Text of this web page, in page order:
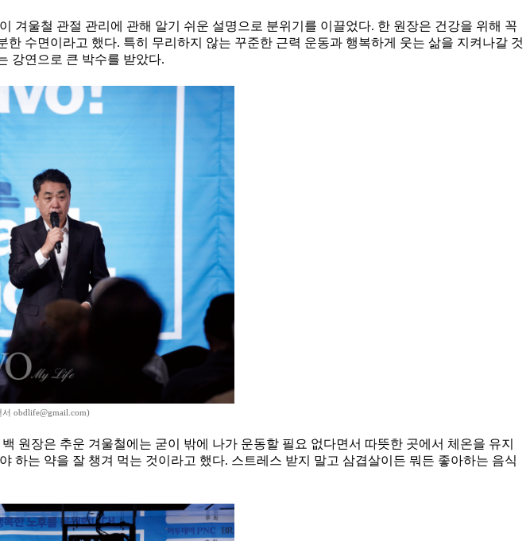
겨울철 관절 관리에 관해 알기 쉬운 설명으로 분위기를 이끌었다. 한 원장은 건강을 위해 꼭
수면이라고 했다. 특히 무리하지 않는 꾸준한 근력 운동과 행복하게 웃는 삶을 지켜나갈 것
강연으로 큰 박수를 받았다.
obdlife@gmail.com)
원장은 추운 겨울철에는 굳이 밖에 나가 운동할 필요 없다면서 따뜻한 곳에서 체온을 유지
는 약을 잘 챙겨 먹는 것이라고 했다. 스트레스 받지 말고 삼겹살이든 뭐든 좋아하는 음식